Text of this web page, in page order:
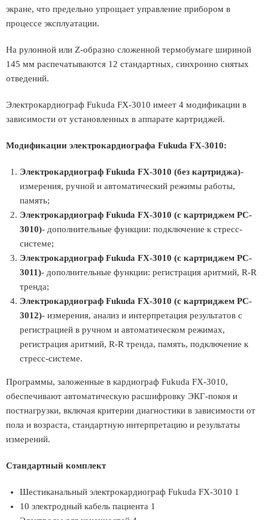
экране, что предельно упрощает управление прибором в
процессе эксплуатации.
На рулонной или Z-образно сложенной термобумаге шириной
145 мм распечатываются 12 стандартных, синхронно снятых
отведений.
Электрокардиограф Fukuda FX-3010 имеет 4 модификации в
зависимости от установленных в аппарате картриджей.
Модификации электрокардиографа Fukuda FX-3010:
Электрокардиограф Fukuda FX-3010 (без картриджа)-
измерения, ручной и автоматический режимы работы,
память;
Электрокардиограф Fukuda FX-3010 (с картриджем PC-
3010)- дополнительные функции: подключение к стресс-
системе;
Электрокардиограф Fukuda FX-3010 (с картриджем PC-
3011)- дополнительные функции: регистрация аритмий, R-R
тренда;
Электрокардиограф Fukuda FX-3010 (с картриджем PC-
3012)- измерения, анализ и интерпретация результатов с
регистрацией в ручном и автоматическом режимах,
регистрация аритмий, R-R тренда, память, подключение к
стресс-системе.
Программы, заложенные в кардиограф Fukuda FX-3010,
обеспечивают автоматическую расшифровку ЭКГ-покоя и
постнагрузки, включая критерии диагностики в зависимости от
пола и возраста, стандартную интерпретацию и результаты
измерений.
Стандартный комплект
Шестиканальный электрокардиограф Fukuda FX-3010 1
10 электродный кабель пациента 1